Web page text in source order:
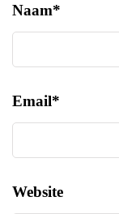
Naam*
Email*
Website